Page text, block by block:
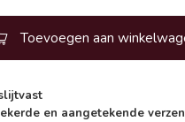
Toevoegen aan
en aangetekende